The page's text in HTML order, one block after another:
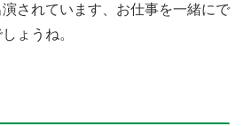
されています、お仕事を一緒にで
ょうね。